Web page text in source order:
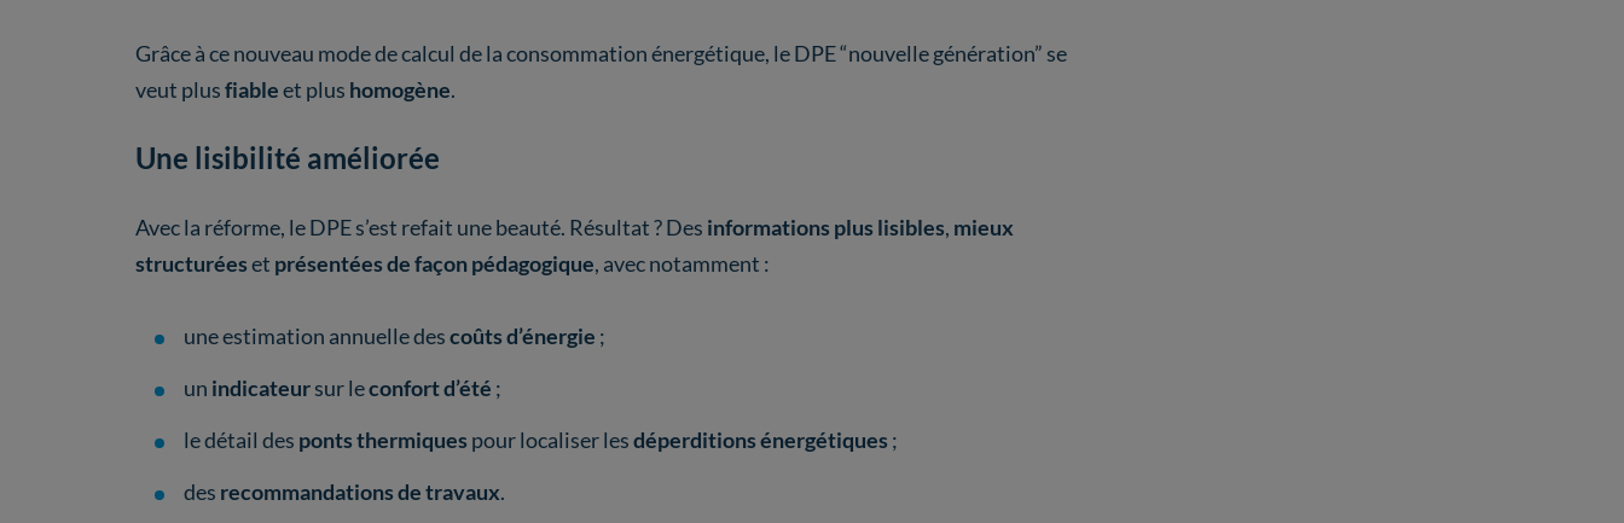
Grâce à ce nouveau mode de calcul de la consommation énergétique, le DPE “nouvelle génération” se
veut plusfiableet plus homogène.
Une lisibilité améliorée
Avec la réforme, le DPE s’est refait une beauté. Résultat ? Des informations plus lisibles, mieux
structuréeset présentées de façon pédagogique, avec notamment :
une estimation annuelle descoûts d’énergie ;
un indicateursur leconfort d’été ;
le détail des ponts thermiques pour localiser lesdéperditions énergétiques ;
des recommandations de travaux.